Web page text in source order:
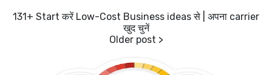
131+ Start करें Low-Cost Business ideas से | अपना carrier
खुद चुनें